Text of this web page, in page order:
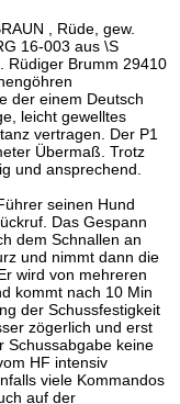
, Rüde, gew.
16-003 aus \S
Rüdiger Brumm 29410
der einem Deutsch
leicht gewelltes
vertragen. Der P1
Übermaß. Trotz
und ansprechend.
seinen Hund
Das Gespann
dem Schnallen an
und nimmt dann die
wird von mehreren
kommt nach 10 Min
der Schussfestigkeit
zögerlich und erst
Schussabgabe keine
HF intensiv
viele Kommandos
auf der